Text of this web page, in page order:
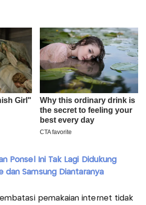
Ponsel Ini Tak Lagi Didukung
dan Samsung Diantaranya
pemakaian internet tidak